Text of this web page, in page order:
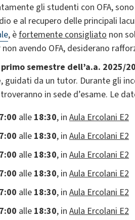
gli studenti con OFA,
e al recupero delle principali
, èfortemente consigliato non
avendo OFA, desiderano
primo semestre dell’a.a. 2025/
, guidati da un tutor. Durante gli
in sede d’esame. Le
alle 18:30, in Aula Ercolani E2
alle 18:30, in Aula Ercolani E2
alle 18:30, in Aula Ercolani E2
alle 18:30, in Aula Ercolani E2
alle 18:30, in Aula Ercolani E2
alle 18:30, in Aula Ercolani E2